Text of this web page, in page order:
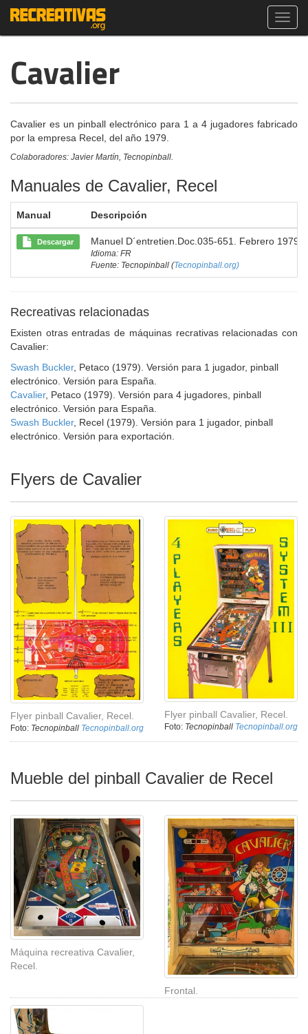
Cavalier
Cavalier es un pinball electrónico para 1 a 4 jugadores fabricado
por la empresa Recel, del año 1979.
Colaboradores: Javier Martín, Tecnopinball.
Manuales de Cavalier, Recel
Manual Descripción
Descargar Manuel D´entretien.Doc.035-651. Febrero 1979.
Idioma: FR
Fuente: Tecnopinball (Tecnopinball.org)
Recreativas relacionadas
Existen otras entradas de máquinas recrativas relacionadas con
Cavalier:
Swash Buckler, Petaco (1979). Versión para 1 jugador, pinball
electrónico. Versión para España.
Cavalier, Petaco (1979). Versión para 4 jugadores, pinball
electrónico. Versión para España.
Swash Buckler, Recel (1979). Versión para 1 jugador, pinball
electrónico. Versión para exportación.
Flyers de Cavalier
Flyer pinball Cavalier, Recel.
Foto: Tecnopinball Tecnopinball.org
Flyer pinball Cavalier, Recel.
Foto: Tecnopinball Tecnopinball.org
Mueble del pinball Cavalier de Recel
Máquina recreativa Cavalier,
Recel.
Frontal.